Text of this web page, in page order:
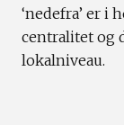
‘nedefra’ er i
centralitet og
lokalniveau.